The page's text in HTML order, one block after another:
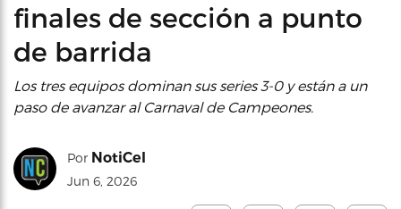
finales de sección a punto
de barrida
Los tres equipos dominan sus series 3-0 y están a un
paso de avanzar al Carnaval de Campeones.
Por NotiCel
Jun 6, 2026